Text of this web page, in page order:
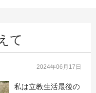
て
2024年06月17日
私は立教生活最後の